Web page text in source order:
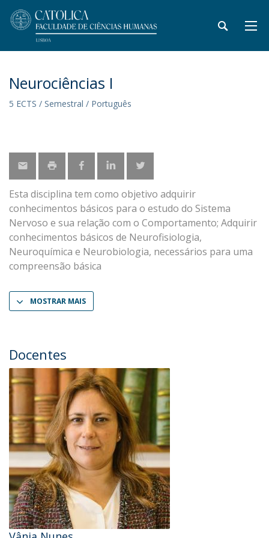
Neurociências I
5 ECTS / Semestral / Português
Esta disciplina tem como objetivo adquirir
conhecimentos básicos para o estudo do Sistema
Nervoso e sua relação com o Comportamento; Adquirir
conhecimentos básicos de Neurofisiologia,
Neuroquímica e Neurobiologia, necessários para uma
compreensão básica
MOSTRAR MAIS
Docentes